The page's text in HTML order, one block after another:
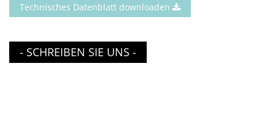
Technisches Datenblatt downloaden
- SCHREIBEN SIE UNS -